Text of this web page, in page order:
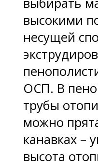
высокими
несущей
ОСП. В
трубы
можно
канавках –
высота